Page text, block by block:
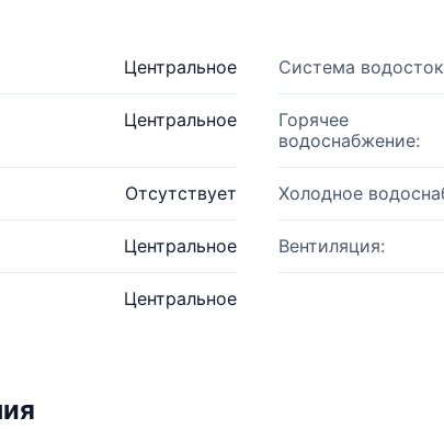
Центральное Система
Центральное
Горячее
водоснабжение:
Отсутствует Холодное
Центральное Вентиляция:
Центральное